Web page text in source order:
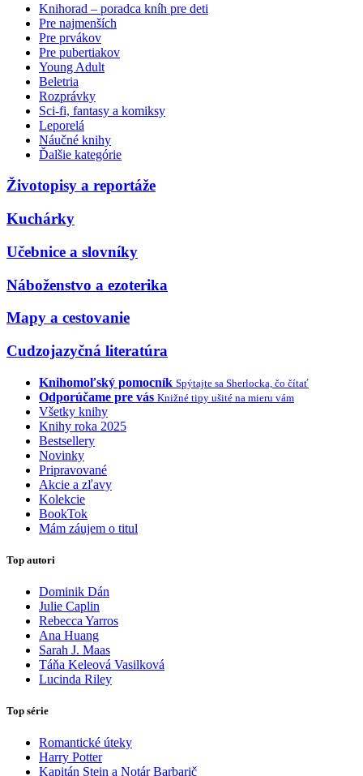
Knihorad – poradca kníh pre deti
Pre najmenších
Pre prvákov
Pre pubertiakov
Young Adult
Beletria
Rozprávky
Sci-fi, fantasy a komiksy
Leporelá
Náučné knihy
Ďalšie kategórie
Životopisy a reportáže
Kuchárky
Učebnice a slovníky
Náboženstvo a ezoterika
Mapy a cestovanie
Cudzojazyčná literatúra
Knihomoľský pomocník Spýtajte sa Sherlocka, čo čítať
Odporúčame pre vás Knižné tipy ušité na mieru vám
Všetky knihy
Knihy roka 2025
Bestsellery
Novinky
Pripravované
Akcie a zľavy
Kolekcie
BookTok
Mám záujem o titul
Top autori
Dominik Dán
Julie Caplin
Rebecca Yarros
Ana Huang
Sarah J. Maas
Táňa Keleová Vasilková
Lucinda Riley
Top série
Romantické úteky
Harry Potter
Kapitán Stein a Notár Barbarič